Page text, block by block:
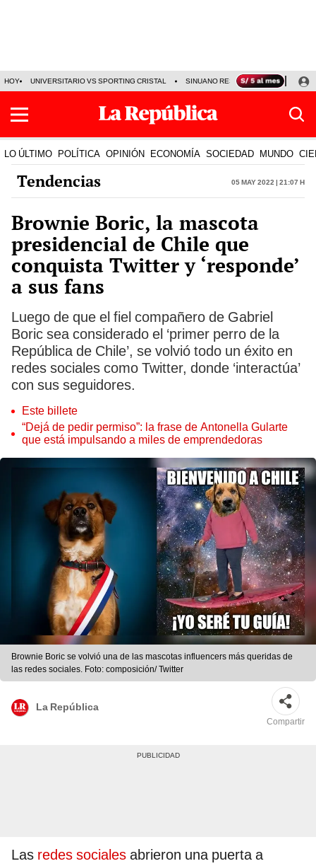
HOY UNIVERSITARIO VS SPORTING CRISTAL SINUANO RESULTADOS HOY
LO ÚLTIMO POLÍTICA OPINIÓN ECONOMÍA SOCIEDAD MUNDO
Tendencias 05 May 2022 | 21:07 h
Brownie Boric, la mascota
presidencial de Chile que
conquista Twitter y ‘responde’
a sus fans
Luego de que el fiel compañero de Gabriel
Boric sea considerado el ‘primer perro de la
República de Chile’, se volvió todo un éxito en
redes sociales como Twitter, donde ‘interactúa’
con sus seguidores.
Este billete
“Dejá de pedir permiso”: la frase de Antonella Gularte
que está impulsando a miles de emprendedoras
Brownie Boric se volvió una de las mascotas influencers más queridas de
las redes sociales. Foto: composición/ Twitter
La República
Compartir
Las redes sociales abrieron una puerta a